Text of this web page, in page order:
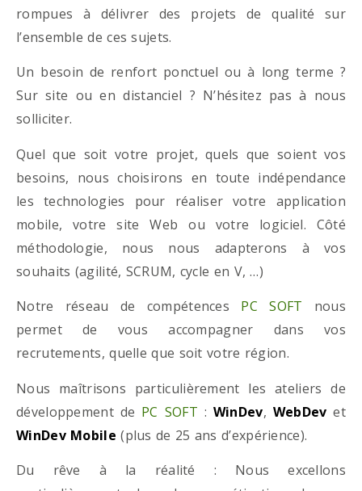
rompues à délivrer des projets de qualité sur
l’ensemble de ces sujets.
Un besoin de renfort ponctuel ou à long terme ?
Sur site ou en distanciel ? N’hésitez pas à nous
solliciter.
Quel que soit votre projet, quels que soient vos
besoins, nous choisirons en toute indépendance
les technologies pour réaliser votre application
mobile, votre site Web ou votre logiciel. Côté
méthodologie, nous nous adapterons à vos
souhaits (agilité, SCRUM, cycle en V, …)
Notre réseau de compétences PC SOFT nous
permet de vous accompagner dans vos
recrutements, quelle que soit votre région.
Nous maîtrisons particulièrement les ateliers de
développement de PC SOFT : WinDev, WebDev et
WinDev Mobile (plus de 25 ans d’expérience).
Du rêve à la réalité : Nous excellons